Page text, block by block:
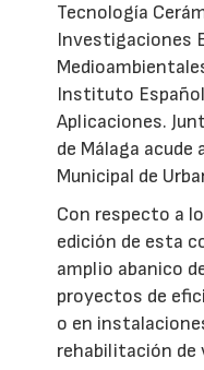
Tecnología
Investigaciones
Instituto
Aplicaciones.
de Málaga acude
Municipal de
Con respecto a
edición de esta
amplio abanico
proyectos de
o en
rehabilitación de